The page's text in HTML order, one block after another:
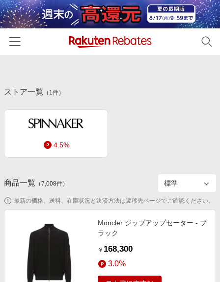
カテゴリー一覧
百貨店・総合ECモール
ファッション・インナー・小物
食品・スイーツ・お酒
家電・PC・スマホ・カメラ
スポーツ・アウトドア・ゴルフ
インテリア・寝具
ペット・花・DIY・車
初回購入者限定特典
新着ストアのご紹介
電子書籍特集
楽天サービス特集
旅行特集
わくわく夏特集
とことん買い物チャレンジ
友達紹介
楽天IDでログイン/会員登録
ストア一覧 （ 1件）
4.5%
商品一覧 （7,008件）
最新の価格、送料、在庫状況と決済方法は遷移先ページでご確認ください。
Moncler ジップアップセーター - ブ
ラック
￥ 168,300
3.0%